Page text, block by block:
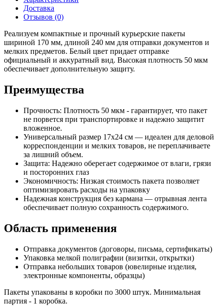
Доставка
Отзывов (0)
Реализуем компактные и прочный курьерские пакеты
шириной 170 мм, длиной 240 мм для отправки документов и
мелких предметов. Белый цвет придает отправке
официальный и аккуратный вид. Высокая плотность 50 мкм
обеспечивает дополнительную защиту.
Преимущества
Прочность: Плотность 50 мкм - гарантирует, что пакет
не порвется при транспортировке и надежно защитит
вложенное.
Универсальный размер 17х24 см — идеален для деловой
корреспонденции и мелких товаров, не переплачиваете
за лишний объем.
Защита: Надежно оберегает содержимое от влаги, грязи
и посторонних глаз
Экономичность: Низкая стоимость пакета позволяет
оптимизировать расходы на упаковку
Надежная конструкция без кармана — отрывная лента
обеспечивает полную сохранность содержимого.
Область применения
Отправка документов (договоры, письма, сертификаты)
Упаковка мелкой полиграфии (визитки, открытки)
Отправка небольших товаров (ювелирные изделия,
электронные компоненты, образцы)
Пакеты упакованы в коробки по 3000 штук. Минимальная
партия - 1 коробка.